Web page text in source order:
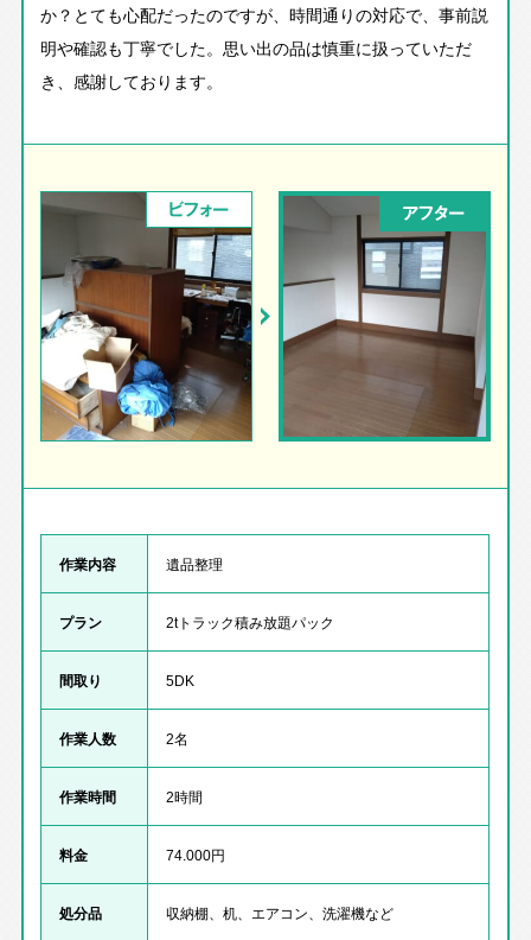
か？とても心配だったのですが、時間通りの対応で、事前説
明や確認も丁寧でした。思い出の品は慎重に扱っていただ
き、感謝しております。
ビフォー アフター
作業内容 遺品整理
プラン 2tトラック積み放題パック
間取り 5DK
作業人数 2名
作業時間 2時間
料金 74.000円
処分品 収納棚、机、エアコン、洗濯機など